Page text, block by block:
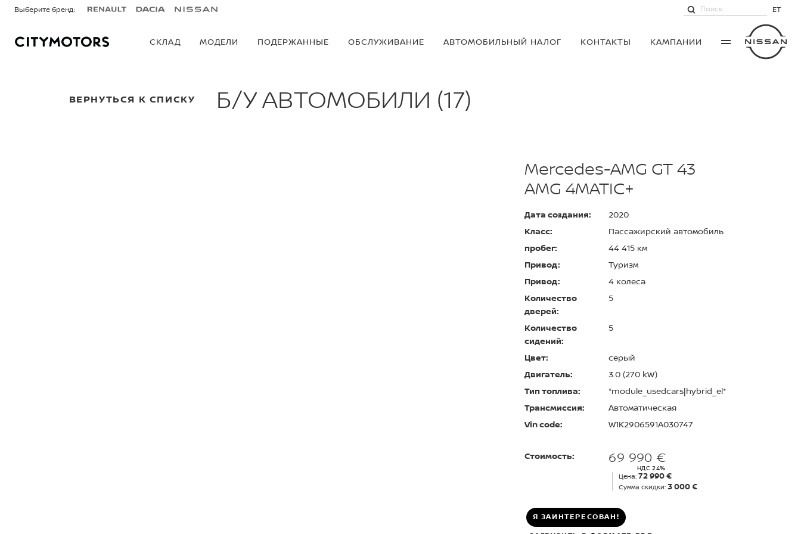
Выберите бренд:
СКЛАД МОДЕЛИ ПОДЕРЖАННЫE OБСЛУЖИВАНИЕ АВТОМОБИЛЬНЫЙ НАЛОГ КОНТАКТЫ КАМПАНИИ
ET
ВЕРНУТЬСЯ К СПИСКУ Б/У АВТОМОБИЛИ (17)
Mercedes-AMG GT 43
AMG 4MATIC+
Дата создания:
2020
Класс:
Пассажирский автомобиль
пробег:
44 415 км
Привод:
Туризм
Привод:
4 колеса
Количество
дверей:
5
Количество
сидений:
5
Цвет:
серый
Двигатель:
3.0 (270 kW)
Тип топлива:
*module_usedcars|hybrid_el*
Трансмиссия:
Автоматическая
Vin code:
W1K2906591A030747
Стоимость: 69 990 €
НДС 24%
Цена: 72 990 €
Сумма скидки: 3 000 €
Я ЗАИНТЕРЕСОВАН!